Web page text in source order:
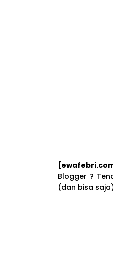
[ewafebri.com]
Blogger ?
(dan bisa